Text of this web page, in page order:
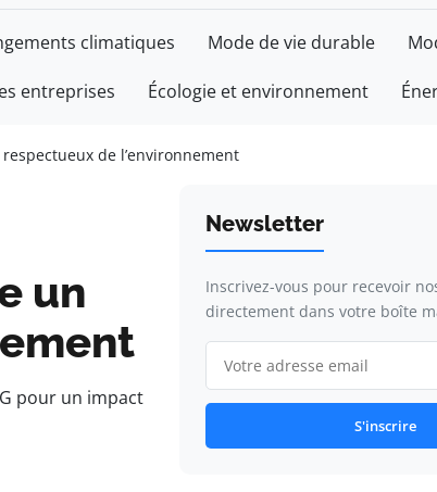
climatiques Mode de vie durable
entreprises Écologie et environnement
de l’environnement
un
pour un impact
Newsletter
Inscrivez-vous pour recevoir
directement dans votre boîte
S'inscrire